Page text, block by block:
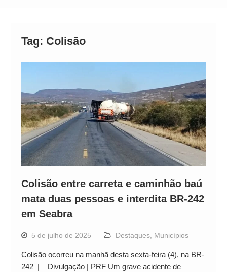
Tag: Colisão
Colisão entre carreta e caminhão baú
mata duas pessoas e interdita BR-242
em Seabra
5 de julho de 2025 Destaques, Municípios
Colisão ocorreu na manhã desta sexta-feira (4), na BR-
242 | Divulgação | PRF Um grave acidente de